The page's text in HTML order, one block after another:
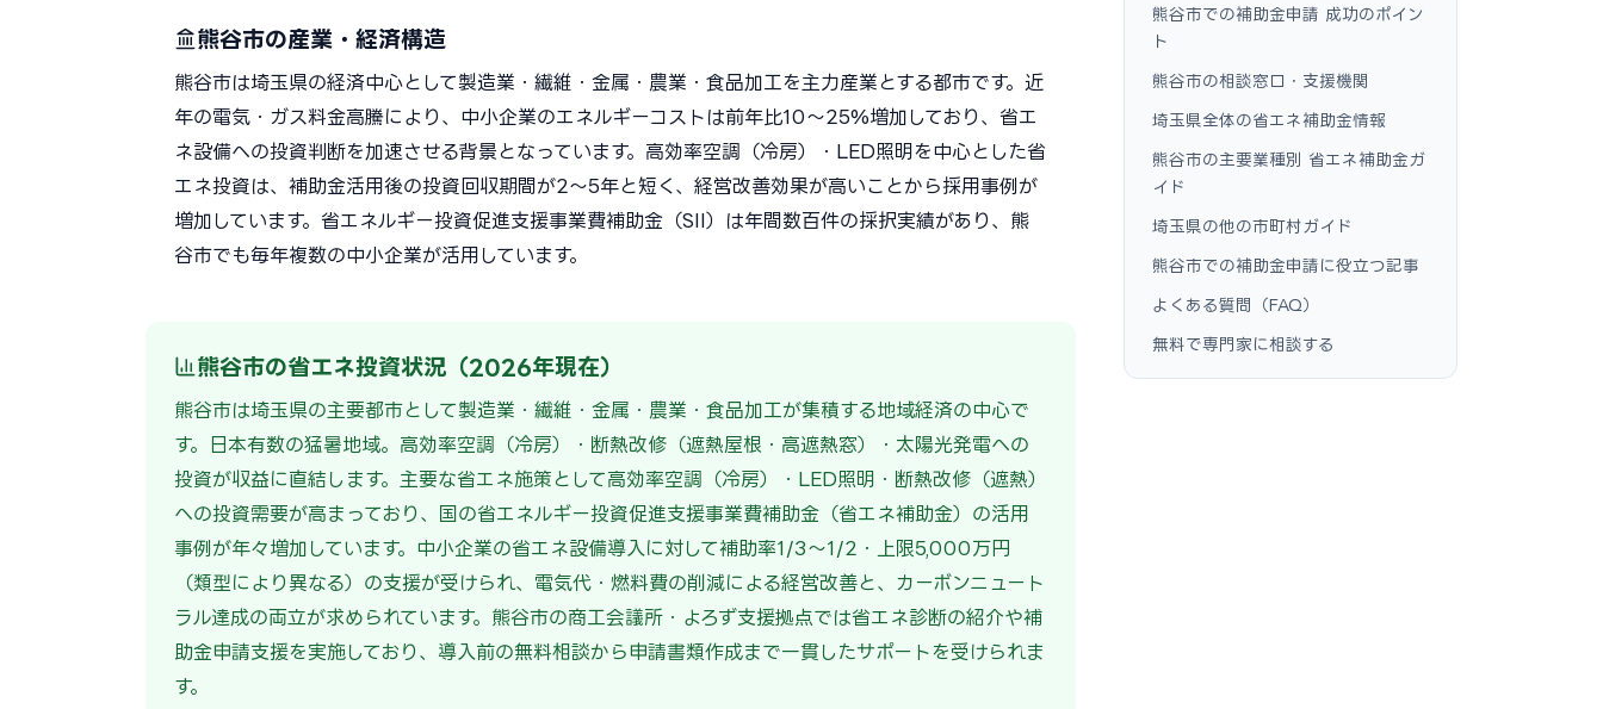
熊谷市の産業・経済構造
熊谷市は埼玉県の経済中心として製造業・繊維・金属・農業・食品加工を主力産業とする都市です。近
年の電気・ガス料金高騰により、中小企業のエネルギーコストは前年比10〜25%増加しており、省エ
ネ設備への投資判断を加速させる背景となっています。高効率空調（冷房）・LED照明を中心とした省
エネ投資は、補助金活用後の投資回収期間が2〜5年と短く、経営改善効果が高いことから採用事例が
増加しています。省エネルギー投資促進支援事業費補助金（SII）は年間数百件の採択実績があり、熊
谷市でも毎年複数の中小企業が活用しています。
熊谷市の省エネ投資状況（2026年現在）
熊谷市は埼玉県の主要都市として製造業・繊維・金属・農業・食品加工が集積する地域経済の中心で
す。日本有数の猛暑地域。高効率空調（冷房）・断熱改修（遮熱屋根・高遮熱窓）・太陽光発電への
投資が収益に直結します。主要な省エネ施策として高効率空調（冷房）・LED照明・断熱改修（遮熱）
への投資需要が高まっており、国の省エネルギー投資促進支援事業費補助金（省エネ補助金）の活用
事例が年々増加しています。中小企業の省エネ設備導入に対して補助率1/3〜1/2・上限5,000万円
（類型により異なる）の支援が受けられ、電気代・燃料費の削減による経営改善と、カーボンニュート
ラル達成の両立が求められています。熊谷市の商工会議所・よろず支援拠点では省エネ診断の紹介や補
助金申請支援を実施しており、導入前の無料相談から申請書類作成まで一貫したサポートを受けられま
す。
熊谷市での補助金申請 成功のポイン
ト
熊谷市の相談窓口・支援機関
埼玉県全体の省エネ補助金情報
熊谷市の主要業種別 省エネ補助金ガ
イド
埼玉県の他の市町村ガイド
熊谷市での補助金申請に役立つ記事
よくある質問（FAQ）
無料で専門家に相談する